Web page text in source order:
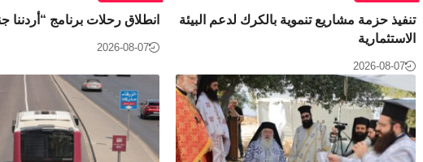
تنفيذ حزمة مشاريع تنموية بالكرك لدعم البيئة
الاستثمارية
2026-08-07
انطلاق رحلات برنامج
2026-08-07